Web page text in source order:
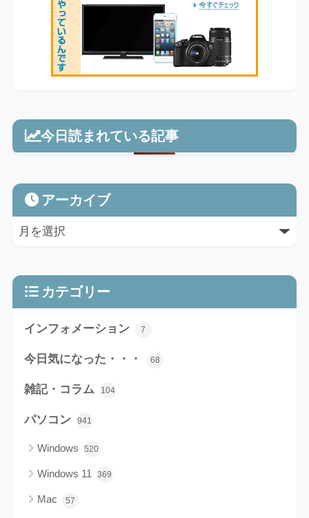
今日読まれている記事
アーカイブ
カテゴリー
インフォメーション 7
今日気になった・・・ 68
雑記・コラム 104
パソコン 941
Windows 520
Windows 11 369
Mac 57